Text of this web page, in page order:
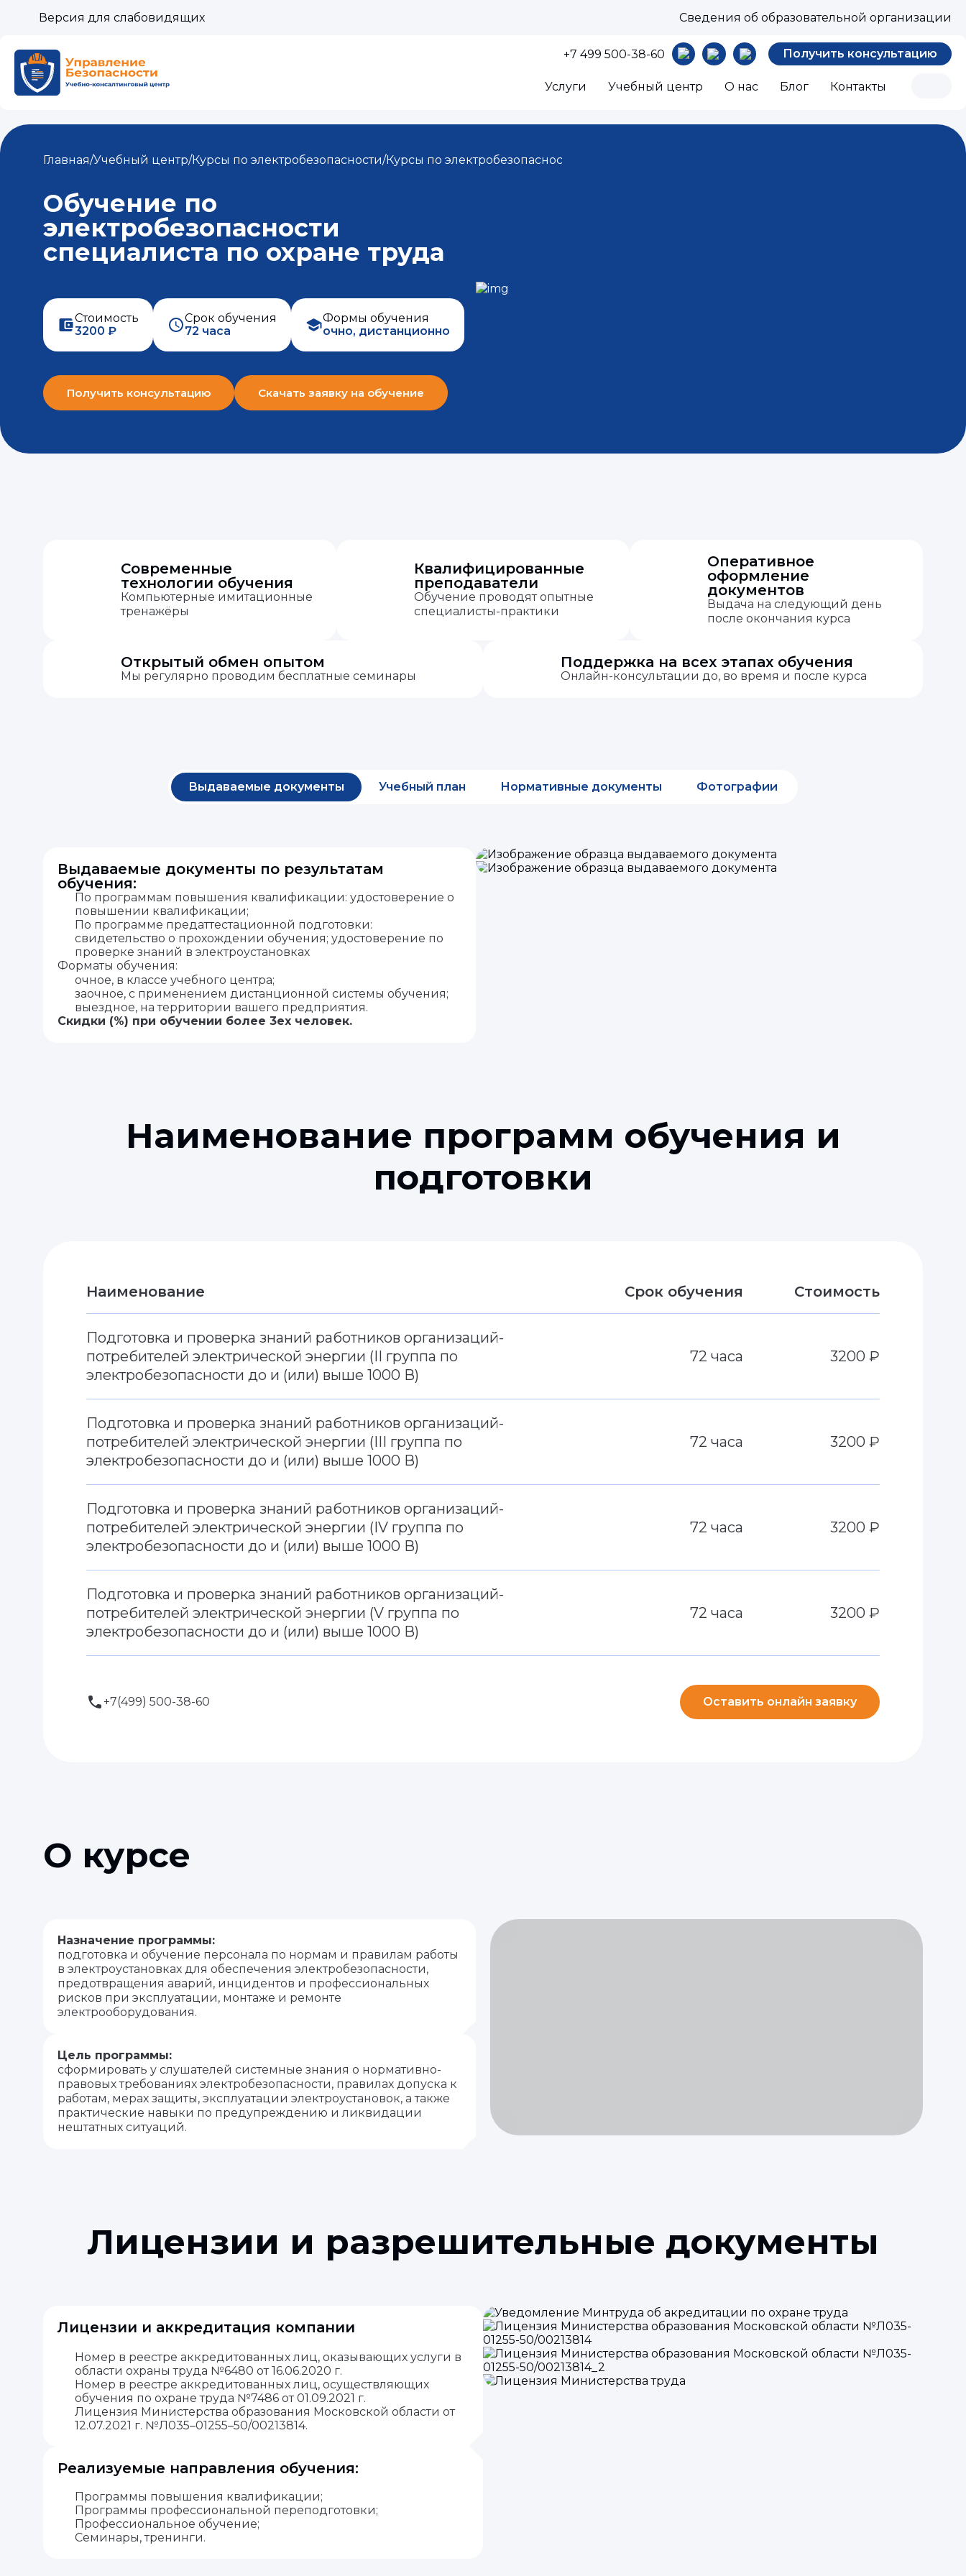
Версия для слабовидящих Сведения об образовательной организации
+7 499 500-38-60 Получить консультацию
Услуги Учебный центр О нас Блог Контакты
Главная/Учебный центр/Курсы по электробезопасности/Курсы по электробезопасности
Обучение по
электробезопасности
специалиста по охране труда
Стоимость
3200 ₽
Срок обучения
72 часа
Формы обучения
очно, дистанционно
Получить консультацию Скачать заявку на обучение
Современные
технологии обучения
Компьютерные имитационные
тренажёры
Квалифицированные
преподаватели
Обучение проводят опытные
специалисты-практики
Оперативное
оформление
документов
Выдача на следующий день
после окончания курса
Открытый обмен опытом
Мы регулярно проводим бесплатные семинары
Поддержка на всех этапах обучения
Онлайн-консультации до, во время и после курса
Выдаваемые документы Учебный план Нормативные документы Фотографии
Выдаваемые документы по результатам
обучения:
По программам повышения квалификации: удостоверение о
повышении квалификации;
По программе предаттестационной подготовки:
свидетельство о прохождении обучения; удостоверение по
проверке знаний в электроустановках
Форматы обучения:
очное, в классе учебного центра;
заочное, с применением дистанционной системы обучения;
выездное, на территории вашего предприятия.
Скидки (%) при обучении более 3ех человек.
Наименование программ обучения и
подготовки
Наименование Срок обучения Стоимость
Подготовка и проверка знаний работников организаций-
потребителей электрической энергии (II группа по
электробезопасности до и (или) выше 1000 В)
72 часа 3200 ₽
Подготовка и проверка знаний работников организаций-
потребителей электрической энергии (III группа по
электробезопасности до и (или) выше 1000 В)
72 часа 3200 ₽
Подготовка и проверка знаний работников организаций-
потребителей электрической энергии (IV группа по
электробезопасности до и (или) выше 1000 В)
72 часа 3200 ₽
Подготовка и проверка знаний работников организаций-
потребителей электрической энергии (V группа по
электробезопасности до и (или) выше 1000 В)
72 часа 3200 ₽
+7(499) 500-38-60 Оставить онлайн заявку
О курсе
Назначение программы:
подготовка и обучение персонала по нормам и правилам работы
в электроустановках для обеспечения электробезопасности,
предотвращения аварий, инцидентов и профессиональных
рисков при эксплуатации, монтаже и ремонте
электрооборудования.
Цель программы:
сформировать у слушателей системные знания о нормативно-
правовых требованиях электробезопасности, правилах допуска к
работам, мерах защиты, эксплуатации электроустановок, а также
практические навыки по предупреждению и ликвидации
нештатных ситуаций.
Лицензии и разрешительные документы
Лицензии и аккредитация компании
Номер в реестре аккредитованных лиц, оказывающих услуги в
области охраны труда №6480 от 16.06.2020 г.
Номер в реестре аккредитованных лиц, осуществляющих
обучения по охране труда №7486 от 01.09.2021 г.
Лицензия Министерства образования Московской области от
12.07.2021 г. №Л035–01255–50/00213814.
Реализуемые направления обучения:
Программы повышения квалификации;
Программы профессиональной переподготовки;
Профессиональное обучение;
Семинары, тренинги.